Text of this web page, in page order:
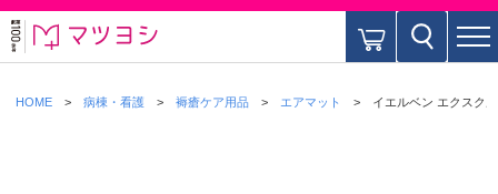
HOME 病棟・看護 褥瘡ケア用品 エアマット イエルベン エクスク